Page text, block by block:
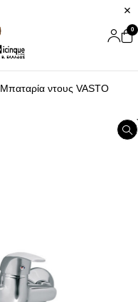
0
Μπαταρία ντους VASTO